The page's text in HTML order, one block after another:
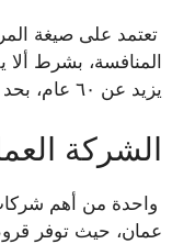
تعتمد على صيغة
يزيد عن ٦٠ عام، بحد أدنى ٣٠٠ ريال عماني.
الشركة
واحدة من أهم